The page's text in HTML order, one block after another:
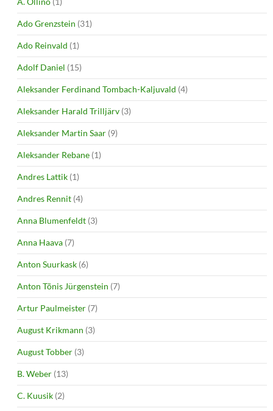
Ado Grenzstein (31)
Ado Reinvald (1)
Adolf Daniel (15)
Aleksander Ferdinand Tombach-Kaljuvald (4)
Aleksander Harald Trilljärv (3)
Aleksander Martin Saar (9)
Aleksander Rebane (1)
Andres Lattik (1)
Andres Rennit (4)
Anna Blumenfeldt (3)
Anna Haava (7)
Anton Suurkask (6)
Anton Tõnis Jürgenstein (7)
Artur Paulmeister (7)
August Krikmann (3)
August Tobber (3)
B. Weber (13)
C. Kuusik (2)